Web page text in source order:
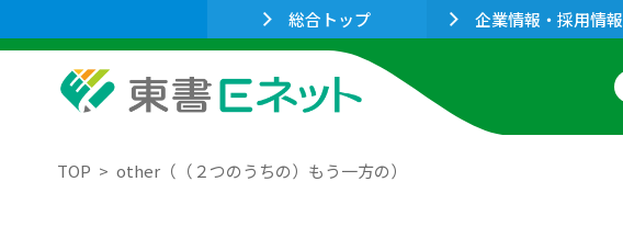
総合トップ 企業情報・採用情報
TOP other（（２つのうちの）もう一方の）